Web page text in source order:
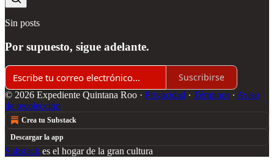
Sin posts
Por supuesto, sigue adelante.
Suscribirse
© 2026 Expediente Quintana Roo · Privacidad ∙ Términos ∙ Aviso
de recolección
Crea tu Substack
Descargar la app
Substack es el hogar de la gran cultura